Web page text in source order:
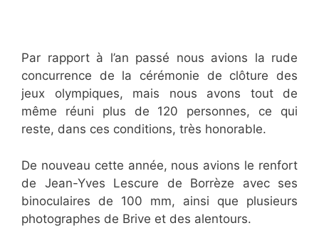
Par rapport à l’an passé nous avions la rude
concurrence de la cérémonie de clôture des
jeux olympiques, mais nous avons tout de
même réuni plus de 120 personnes, ce qui
reste, dans ces conditions, très honorable.
De nouveau cette année, nous avions le renfort
de Jean-Yves Lescure de Borrèze avec ses
binoculaires de 100 mm, ainsi que plusieurs
photographes de Brive et des alentours.